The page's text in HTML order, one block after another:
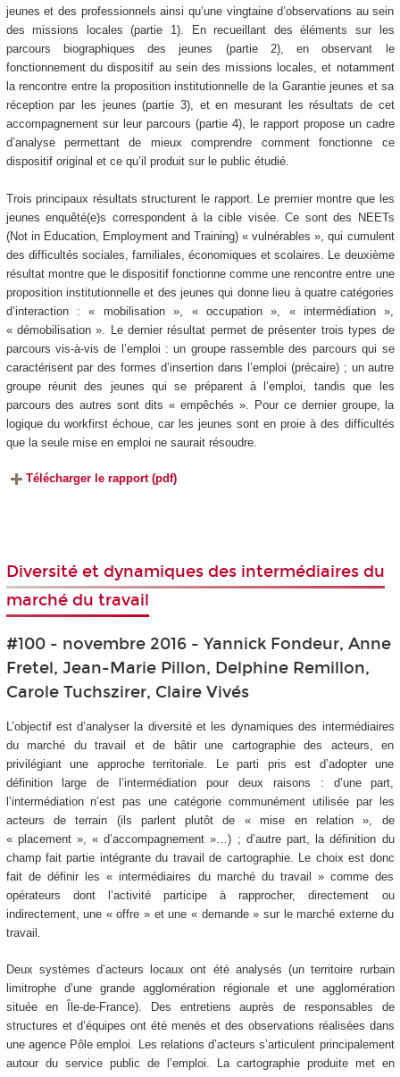
jeunes et des professionnels ainsi qu’une vingtaine d’observations au sein
des missions locales (partie 1). En recueillant des éléments sur les
parcours biographiques des jeunes (partie 2), en observant le
fonctionnement du dispositif au sein des missions locales, et notamment
la rencontre entre la proposition institutionnelle de la Garantie jeunes et sa
réception par les jeunes (partie 3), et en mesurant les résultats de cet
accompagnement sur leur parcours (partie 4), le rapport propose un cadre
d’analyse permettant de mieux comprendre comment fonctionne ce
dispositif original et ce qu’il produit sur le public étudié.
Trois principaux résultats structurent le rapport. Le premier montre que les
jeunes enquêté(e)s correspondent à la cible visée. Ce sont des NEETs
(Not in Education, Employment and Training) « vulnérables », qui cumulent
des difficultés sociales, familiales, économiques et scolaires. Le deuxième
résultat montre que le dispositif fonctionne comme une rencontre entre une
proposition institutionnelle et des jeunes qui donne lieu à quatre catégories
d’interaction : « mobilisation », « occupation », « intermédiation »,
« démobilisation ». Le dernier résultat permet de présenter trois types de
parcours vis-à-vis de l’emploi : un groupe rassemble des parcours qui se
caractérisent par des formes d’insertion dans l’emploi (précaire) ; un autre
groupe réunit des jeunes qui se préparent à l’emploi, tandis que les
parcours des autres sont dits « empêchés ». Pour ce dernier groupe, la
logique du workfirst échoue, car les jeunes sont en proie à des difficultés
que la seule mise en emploi ne saurait résoudre.
Télécharger le rapport (pdf)
Diversité et dynamiques des intermédiaires du
marché du travail
#100 - novembre 2016 - Yannick Fondeur, Anne
Fretel, Jean-Marie Pillon, Delphine Remillon,
Carole Tuchszirer, Claire Vivés
L’objectif est d’analyser la diversité et les dynamiques des intermédiaires
du marché du travail et de bâtir une cartographie des acteurs, en
privilégiant une approche territoriale. Le parti pris est d’adopter une
définition large de l’intermédiation pour deux raisons : d’une part,
l’intermédiation n’est pas une catégorie communément utilisée par les
acteurs de terrain (ils parlent plutôt de « mise en relation », de
« placement », « d’accompagnement »…) ; d’autre part, la définition du
champ fait partie intégrante du travail de cartographie. Le choix est donc
fait de définir les « intermédiaires du marché du travail » comme des
opérateurs dont l’activité participe à rapprocher, directement ou
indirectement, une « offre » et une « demande » sur le marché externe du
travail.
Deux systèmes d’acteurs locaux ont été analysés (un territoire rurbain
limitrophe d’une grande agglomération régionale et une agglomération
située en Île-de-France). Des entretiens auprès de responsables de
structures et d’équipes ont été menés et des observations réalisées dans
une agence Pôle emploi. Les relations d’acteurs s’articulent principalement
autour du service public de l’emploi. La cartographie produite met en